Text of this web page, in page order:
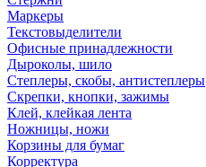
Маркеры
Текстовыделители
Офисные принадлежности
Дыроколы, шило
Степлеры, скобы, антистеплеры
Скрепки, кнопки, зажимы
Клей, клейкая лента
Ножницы, ножи
Корзины для бумаг
Корректура